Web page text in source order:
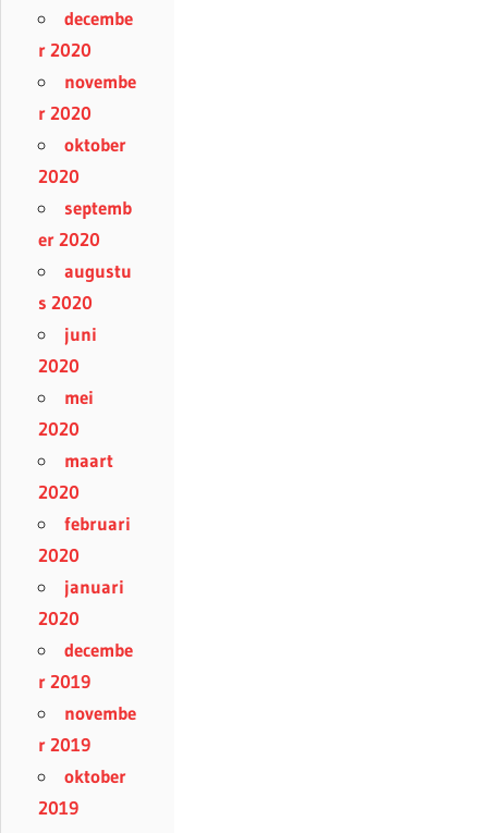
decembe
r 2020
novembe
r 2020
oktober
2020
septemb
er 2020
augustu
s 2020
juni
2020
mei
2020
maart
2020
februari
2020
januari
2020
decembe
r 2019
novembe
r 2019
oktober
2019